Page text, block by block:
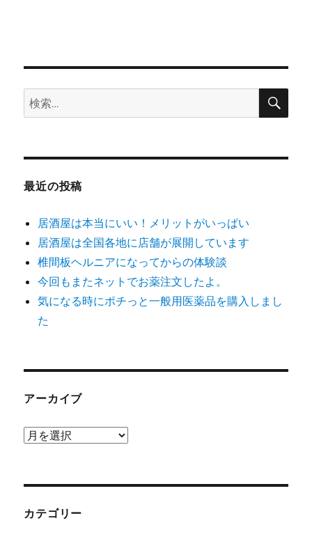
ン
検
索:
検
最近の投稿
居酒屋は本当にいい！メリットがいっぱい
居酒屋は全国各地に店舗が展開しています
椎間板ヘルニアになってからの体験談
今回もまたネットでお薬注文したよ。
気になる時にポチっと一般用医薬品を購入しまし
た
アーカイブ
ア
ブ
カテゴリー